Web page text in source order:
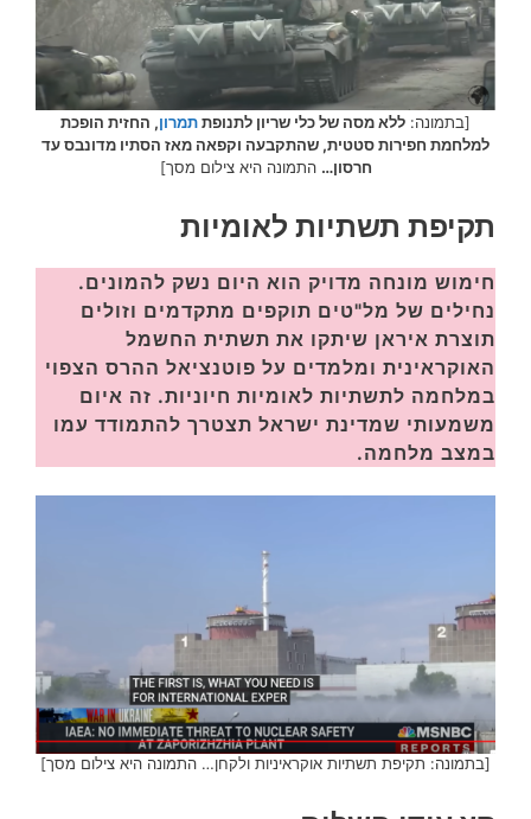
[בתמונה: ללא מסה של כלי שריון לתנופתתמרון, החזית הופכת
למלחמת חפירות סטטית, שהתקבעה וקפאה מאז הסתיו מדונבס עד
חרסון… התמונה היא צילום מסך]
תקיפת תשתיות לאומיות
חימוש מונחה מדויק הוא היום נשק להמונים.
נחילים של מל"טים תוקפים מתקדמים וזולים
תוצרת איראן שיתקו את תשתית החשמל
האוקראינית ומלמדים על פוטנציאל ההרס הצפוי
במלחמה לתשתיות לאומיות חיוניות. זה איום
משמעותי שמדינת ישראל תצטרך להתמודד עמו
במצב מלחמה.
[בתמונה: תקיפת תשתיות אוקראיניות ולקחן… התמונה היא צילום מסך]